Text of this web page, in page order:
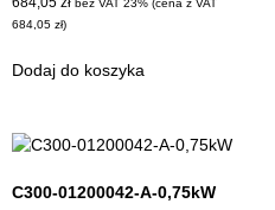
bez VAT 23% (cena z VAT
684,05 zł)
Dodaj do koszyka
C300-01200042-A-0,75kW